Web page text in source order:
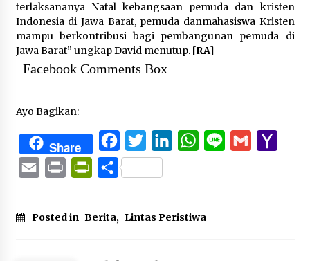
terlaksananya Natal kebangsaan pemuda dan kristen
Indonesia di Jawa Barat, pemuda danmahasiswa Kristen
mampu berkontribusi bagi pembangunan pemuda di
Jawa Barat” ungkap David menutup.[RA]
Facebook Comments Box
Ayo Bagikan:
Share FacebookTwitterLinkedInWhatsApp
Line Gmail
Email Print PrintFriendly
Share
Posted in Berita, Lintas Peristiwa